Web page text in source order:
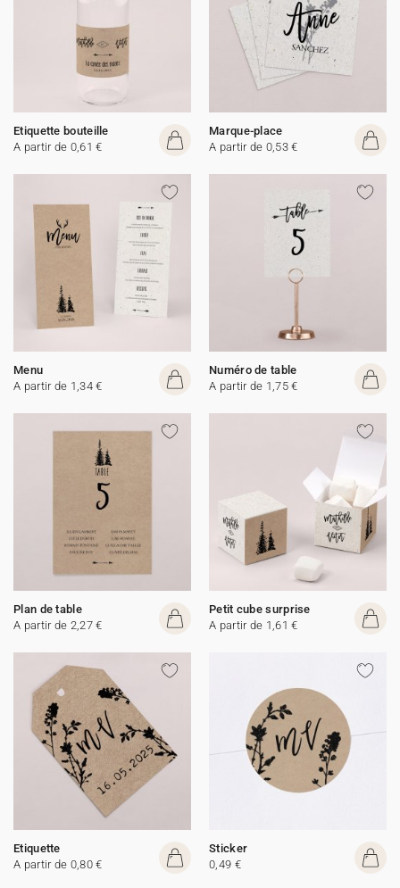
Etiquette bouteille
A partir de 0,61 €
Marque-place
A partir de 0,53 €
Menu
A partir de 1,34 €
Numéro de table
A partir de 1,75 €
Plan de table
A partir de 2,27 €
Petit cube surprise
A partir de 1,61 €
Etiquette
A partir de 0,80 €
Sticker
0,49 €